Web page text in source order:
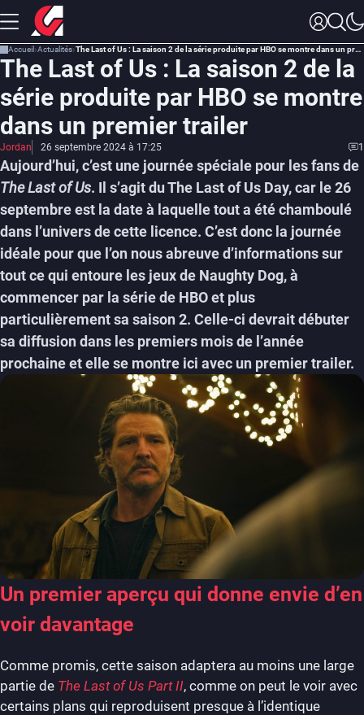
Accueil Actualités The Last of Us : La saison 2 de la série produite par HBO se montre dans un premier trailer
The Last of Us : La saison 2 de la
série produite par HBO se montre
dans un premier trailer
Jordan 26 septembre 2024 à 17:25 1
Aujourd’hui, c’est une journée spéciale pour les fans de
The Last of Us. Il s’agit du The Last of Us Day, car le 26
septembre est la date à laquelle tout a été chamboulé
dans l’univers de cette licence. C’est donc la journée
idéale pour que l’on nous abreuve d’informations sur
tout ce qui entoure les jeux de Naughty Dog, à
commencer par la série de HBO et plus
particulièrement sa saison 2. Celle-ci devrait débuter
sa diffusion dans les premiers mois de l’année
prochaine et elle se montre ici avec un premier trailer.
Un premier aperçu qui donne envie d’en
voir davantage
Comme promis, cette saison adaptera au moins une large
partie de The Last of Us Part II, comme on peut le voir avec
certains plans qui reproduisent presque à l’identique